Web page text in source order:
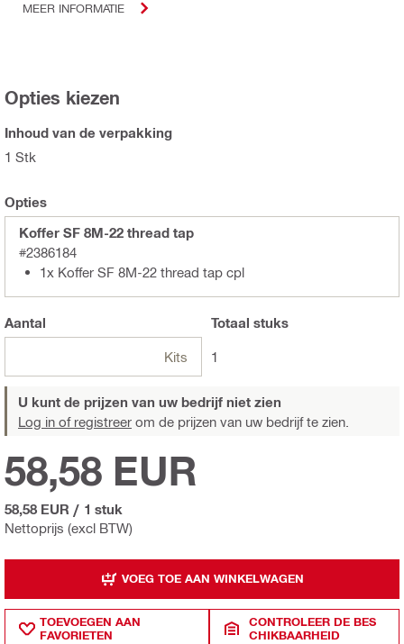
MEER INFORMATIE
Opties kiezen
Inhoud van de verpakking
1 Stk
Opties
Koffer SF 8M-22 thread tap
#2386184
1x Koffer SF 8M-22 thread tap cpl
Aantal
Kits
Totaal stuks
1
U kunt de prijzen van uw bedrijf niet zien
Log in of registreer om de prijzen van uw bedrijf te zien.
Nettoprijs (excl BTW)
58,58 EUR
58,58 EUR / 1 stuk
VOEG TOE AAN WINKELWAGEN
TOEVOEGEN AAN
FAVORIETEN
CONTROLEER DE BES
CHIKBAARHEID